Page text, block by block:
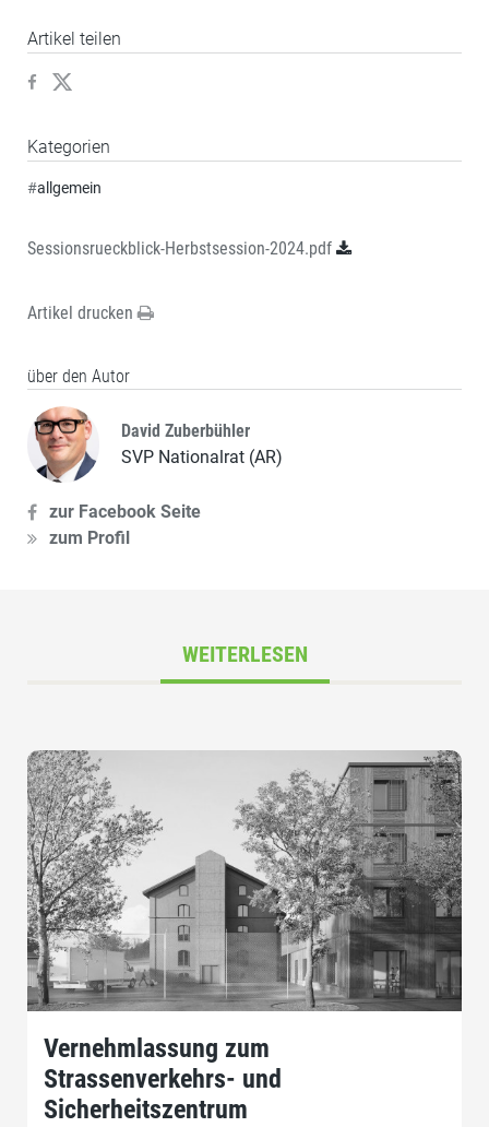
Artikel teilen
Kategorien
#allgemein
Sessionsrueckblick-Herbstsession-2024.pdf
Artikel drucken
über den Autor
David Zuberbühler
SVP Nationalrat (AR)
zur Facebook Seite
zum Profil
WEITERLESEN
Vernehmlassung zum
Strassenverkehrs- und
Sicherheitszentrum